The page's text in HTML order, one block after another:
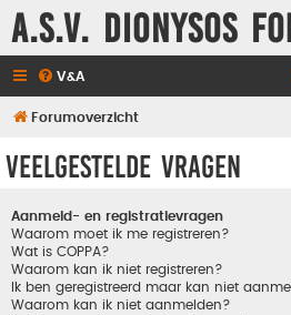
A.S.V. Dionysos
V&A
Forumoverzicht
Veelgestelde vragen
Aanmeld- en registratievragen
Waarom moet ik me registreren?
Wat is COPPA?
Waarom kan ik niet registreren?
Ik ben geregistreerd maar kan niet
Waarom kan ik niet aanmelden?